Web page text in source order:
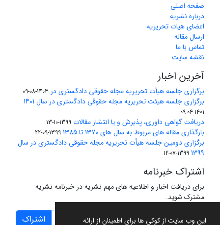
این وب سایت از کوکی ها برای اطمینان از ارائه
صفحه اصلی
درباره نشریه
اعضای هیات تحریریه
ارسال مقاله
تماس با ما
نقشه سایت
آخرین اخبار
برگزاری جلسه هیأت تحریریه مجله حقوقی دادگستری در 1403-08-09
برگزاری جلسه هیئت تحریریه مجله حقوقی دادگستری در سال 1401
1401-04-09
دریافت گواهی داوری، پذیرش و یا انتشار مقالات 1399-10-13
بارگذاری مقاله های مربوط به سال های 1370 تا 1385 1399-09-22
برگزاری دومین جلسه هیأت تحریریه مجله حقوقی دادگستری در سال
1399
1399-07-12
اشتراک خبرنامه
برای دریافت اخبار و اطلاعیه های مهم نشریه در خبرنامه نشریه
مشترک شوید.
اشتراک